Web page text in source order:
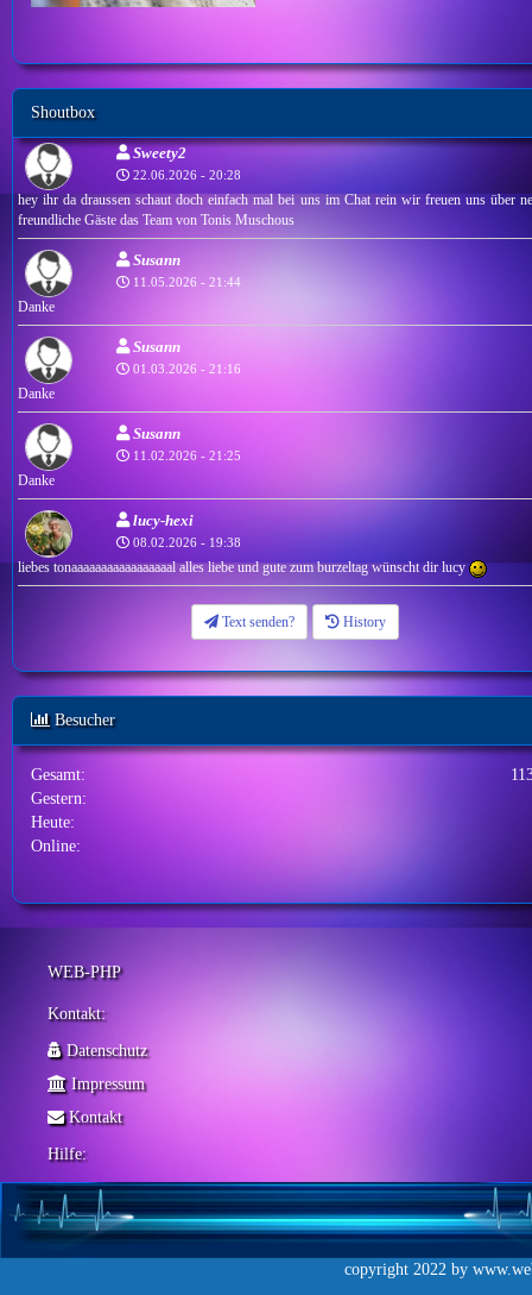
Shoutbox
Sweety2
22.06.2026 - 20:28
hey ihr da draussen schaut doch einfach mal bei uns im Chat rein wir freuen uns über
freundliche Gäste das Team von Tonis Muschous
Susann
11.05.2026 - 21:44
Danke
Susann
01.03.2026 - 21:16
Danke
Susann
11.02.2026 - 21:25
Danke
lucy-hexi
08.02.2026 - 19:38
liebes tonaaaaaaaaaaaaaaaaal alles liebe und gute zum burzeltag wünscht dir lucy
Text senden? History
Besucher
Gesamt:
Gestern:
Heute:
Online:
WEB-PHP
Kontakt:
Datenschutz
Impressum
Kontakt
Hilfe:
copyright 2022 by